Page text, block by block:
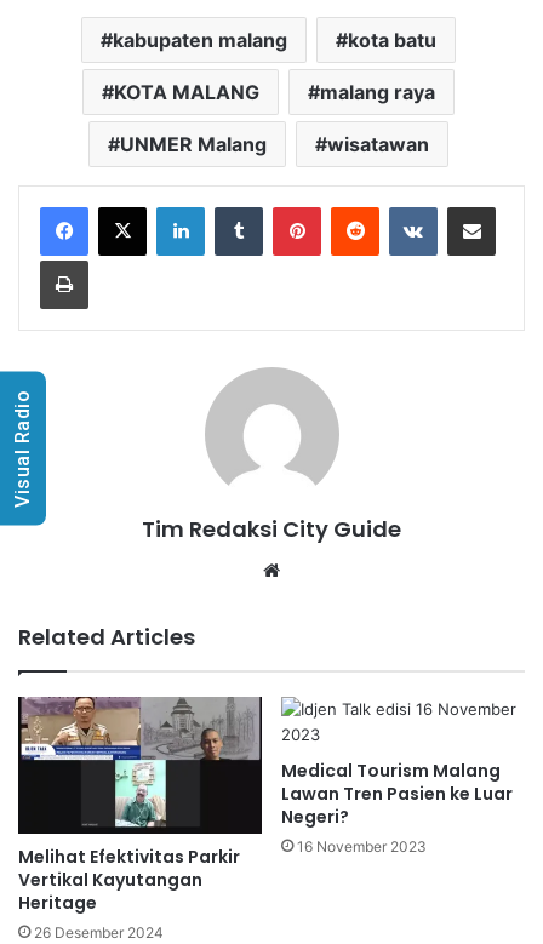
kabupaten malang kota batu
KOTA MALANG malang raya
UNMER Malang wisatawan
LinkedInTumblr PinterestReddit VKontakteShare via Email
Print
Tim Redaksi City Guide
Related Articles
Melihat Efektivitas Parkir
Vertikal Kayutangan
Heritage
26 Desember 2024
Medical Tourism Malang
Lawan Tren Pasien ke Luar
Negeri?
16 November 2023
Visual Radio